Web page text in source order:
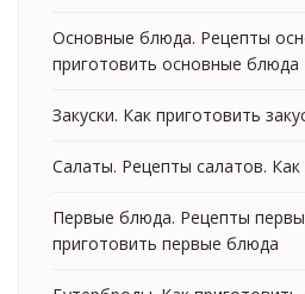
Основные блюда. Рецепты
приготовить основные блюда
Закуски. Как приготовить
Салаты. Рецепты салатов.
Первые блюда. Рецепты
приготовить первые блюда